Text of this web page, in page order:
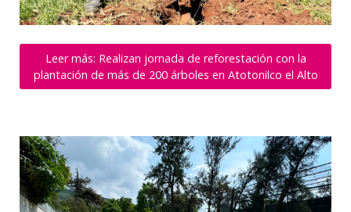
Leer más: Realizan jornada de reforestación con la
plantación de más de 200 árboles en Atotonilco el Alto